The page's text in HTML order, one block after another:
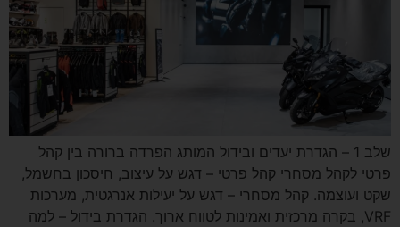
שלב 1 – הגדרת יעדים ובידול המותג הפרדה ברורה בין קהל
פרטי לקהל מסחרי קהל פרטי – דגש על עיצוב, חיסכון בחשמל,
שקט ועוצמה. קהל מסחרי – דגש על יעילות אנרגטית, מערכות
VRF, בקרה מרכזית ואמינות לטווח ארוך. הגדרת בידול – למה